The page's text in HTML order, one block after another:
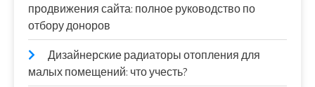
продвижения сайта: полное руководство по
отбору доноров
Дизайнерские радиаторы отопления для
малых помещений: что учесть?